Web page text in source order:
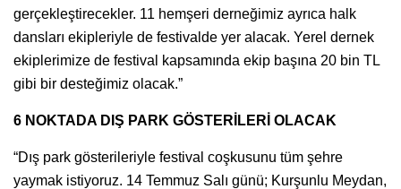
gerçekleştirecekler. 11 hemşeri derneğimiz ayrıca halk
dansları ekipleriyle de festivalde yer alacak. Yerel dernek
ekiplerimize de festival kapsamında ekip başına 20 bin TL
gibi bir desteğimiz olacak.”
6 NOKTADA DIŞ PARK GÖSTERİLERİ OLACAK
“Dış park gösterileriyle festival coşkusunu tüm şehre
yaymak istiyoruz. 14 Temmuz Salı günü; Kurşunlu Meydan,